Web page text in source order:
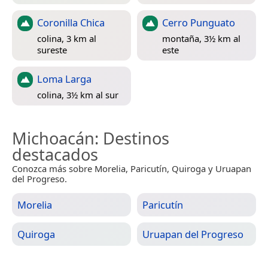
Coronilla Chica
colina, 3 km al
sureste
Cerro Punguato
montaña, 3½ km al
este
Loma Larga
colina, 3½ km al sur
Michoacán: Destinos
destacados
Conozca más sobre Morelia, Paricutín, Quiroga y Uruapan
del Progreso.
Morelia Paricutín
Quiroga Uruapan del Progreso